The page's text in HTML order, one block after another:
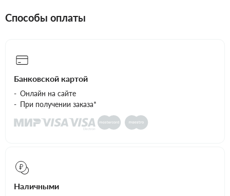
Способы оплаты
Банковской картой
Онлайн на сайте
При получении заказа*
Наличными